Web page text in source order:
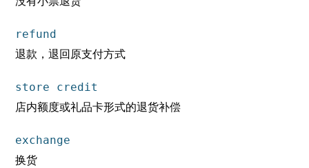
refund
退款，退回原支付方式
store credit
店内额度或礼品卡形式的退货补偿
exchange
换货